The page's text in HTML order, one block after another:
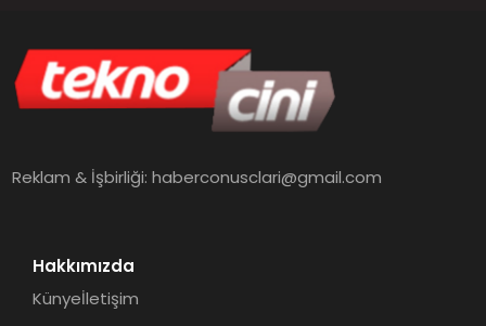
Reklam & İşbirliği:haberconusclari@gmail.com
Hakkımızda
Künyeİletişim